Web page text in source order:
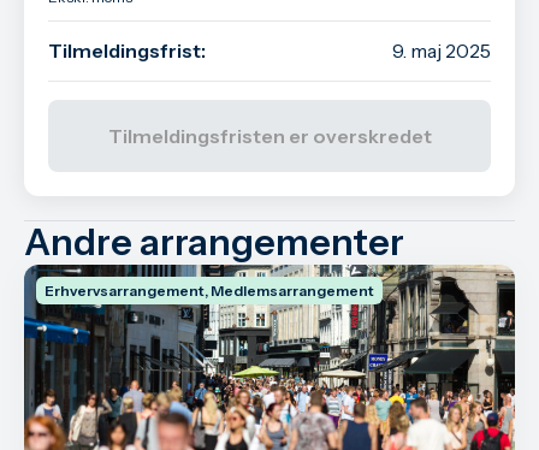
Tilmeldingsfrist: 9. maj 2025
Tilmeldingsfristen er overskredet
Andre arrangementer
Erhvervsarrangement, Medlemsarrangement